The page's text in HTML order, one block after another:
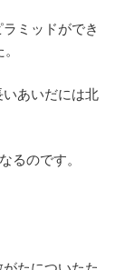
ミッドができ
あいだには北
るのです。